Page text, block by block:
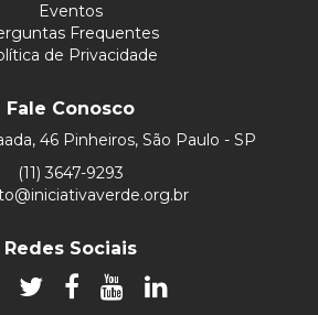
Eventos
Frequentes
de Privacidade
Fale Conosco
46 Pinheiros, São Paulo - SP
(11) 3647-9293
Redes Sociais